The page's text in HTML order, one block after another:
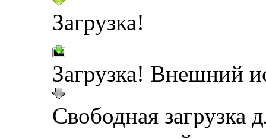
Загрузка!
Загрузка! Внешний
Свободная загрузка